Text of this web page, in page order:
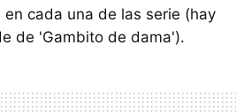
cada una de las serie (hay
de 'Gambito de dama').